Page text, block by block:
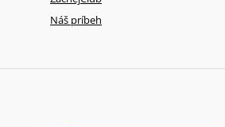
Náš príbeh